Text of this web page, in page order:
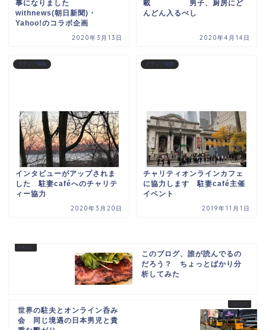
事になりました
withnews(朝日新聞)・
Yahoo!のコラボ企画
2020年3月13日
載 男子、厨房にど
んどん入るべし
2020年4月14日
メディア掲載
インタビューがアップされま
した 駐妻caféへのチャリテ
ィー協力
2020年3月20日
メディア掲載
チャリティオンラインカフェ
に協力します 駐妻café主催
イベント
2019年11月1日
このブログ、誰が読んでるの
だろう？ ちょっとばかり分
析してみた
世界の駐夫とオンライン呑み
会 同じ境遇の日本男児と貴